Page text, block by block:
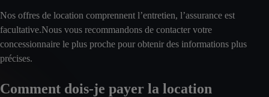
Nos offres de location comprennent l’entretien, l’assurance est
facultative.Nous vous recommandons de contacter votre
concessionnaire le plus proche pour obtenir des informations plus
précises.
Comment dois-je payer la location